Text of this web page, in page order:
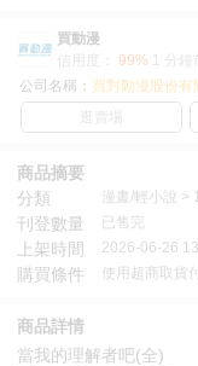
買動漫
信用度：
99%
公司名稱： 買對動漫股份有
逛賣場
商品摘要
分類
漫畫/輕小說 >
刊登數量 已售完
上架時間 2026-06-26
購買條件 使用超商取貨
商品詳情
當我的理解者吧(全)